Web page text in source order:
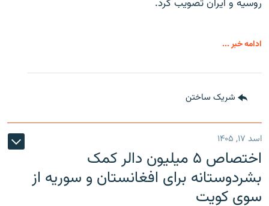
روسیه و ایران تصویب کرد.
ادامه خبر ...
شریک ساختن
اسد ۱۷, ۱۴۰۵
اختصاص ۵ میلیون دالر کمک
بشردوستانه برای افغانستان و سوریه از
سوی کویت